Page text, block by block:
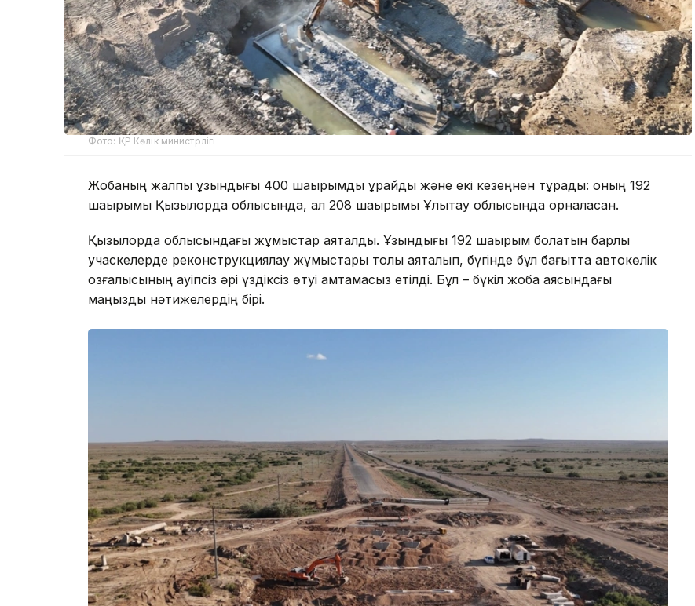
Фото: ҚР Көлік министрлігі
Жобаның жалпы ұзындығы 400 шақырымды құрайды және екі кезеңнен тұрады: оның 192
шақырымы Қызылорда облысында, ал 208 шақырымы Ұлытау облысында орналасқан.
Қызылорда облысындағы жұмыстар аяқталды. Ұзындығы 192 шақырым болатын барлық
учаскелерде реконструкциялау жұмыстары толық аяқталып, бүгінде бұл бағытта автокөлік
қозғалысының қауіпсіз әрі үздіксіз өтуі қамтамасыз етілді. Бұл – бүкіл жоба аясындағы
маңызды нәтижелердің бірі.